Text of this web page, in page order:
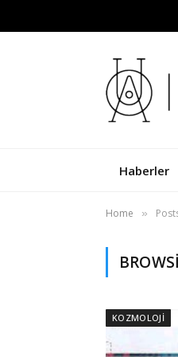
Haberler
Home »
KOZMOLOJI